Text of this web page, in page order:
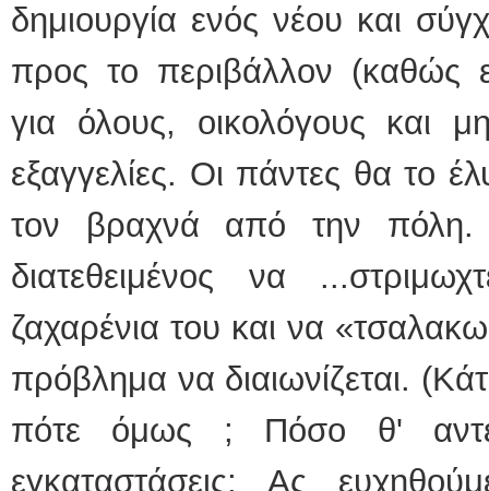
δημιουργία ενός νέου και
προς το περιβάλλον (καθώς
για όλους, οικολόγους και
εξαγγελίες. Οι πάντες θα το
τον βραχνά από την πόλη.
διατεθειμένος να
ζαχαρένια του και να
πρόβλημα να διαιωνίζεται.
πότε όμως ; Πόσο θ'
εγκαταστάσεις; Ας